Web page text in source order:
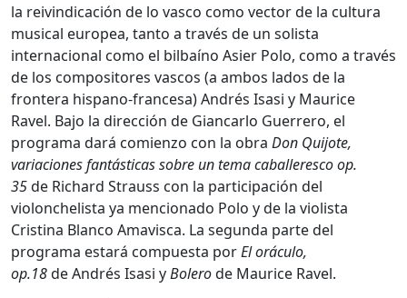
la reivindicación de lo vasco como vector de la cultura
musical europea, tanto a través de un solista
internacional como el bilbaíno Asier Polo, como a través
de los compositores vascos (a ambos lados de la
frontera hispano-francesa) Andrés Isasi y Maurice
Ravel. Bajo la dirección de Giancarlo Guerrero, el
programa dará comienzo con la obra Don Quijote,
variaciones fantásticas sobre un tema caballeresco op.
35de Richard Strauss con la participación del
violonchelista ya mencionado Polo y de la violista
Cristina Blanco Amavisca. La segunda parte del
programa estará compuesta porEl oráculo,
op.18de Andrés Isasi yBolerode Maurice Ravel.